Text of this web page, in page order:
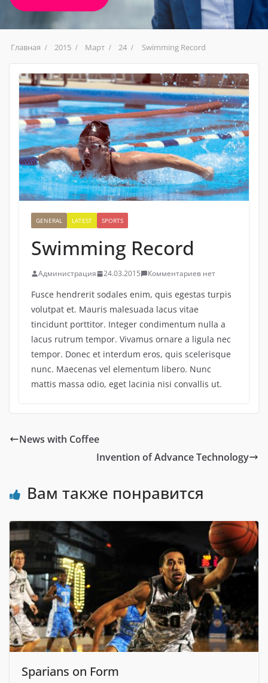
Главная 2015 Март 24 Swimming Record
GENERAL LATEST SPORTS
Swimming Record
Администрация 24.03.2015 Комментариев нет
Fusce hendrerit sodales enim, quis egestas turpis
volutpat et. Mauris malesuada lacus vitae
tincidunt porttitor. Integer condimentum nulla a
lacus rutrum tempor. Vivamus ornare a ligula nec
tempor. Donec et interdum eros, quis scelerisque
nunc. Maecenas vel elementum libero. Nunc
mattis massa odio, eget lacinia nisi convallis ut.
News with Coffee
Invention of Advance Technology
Вам также понравится
Sparians on Form